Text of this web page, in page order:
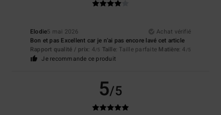
Elodie5 mai 2026
Achat vérifié
Bon et pas Excellent car je n'ai pas encore lavé cet article
Rapport qualité / prix: 4/5 Taille: Taille parfaite Matière: 4 /5
Je recommande ce produit
5/5